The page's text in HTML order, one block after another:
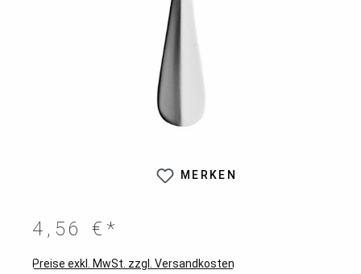
MERKEN
4,56 €*
Preise exkl. MwSt. zzgl. Versandkosten